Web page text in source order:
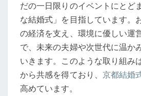
だの一日限りのイベントにとど
な結婚式」を目指しています。
の経済を支え、環境に優しい運
で、未来の夫婦や次世代に温か
いきます。このような取り組み
から共感を得ており、 京都結婚
高めています。